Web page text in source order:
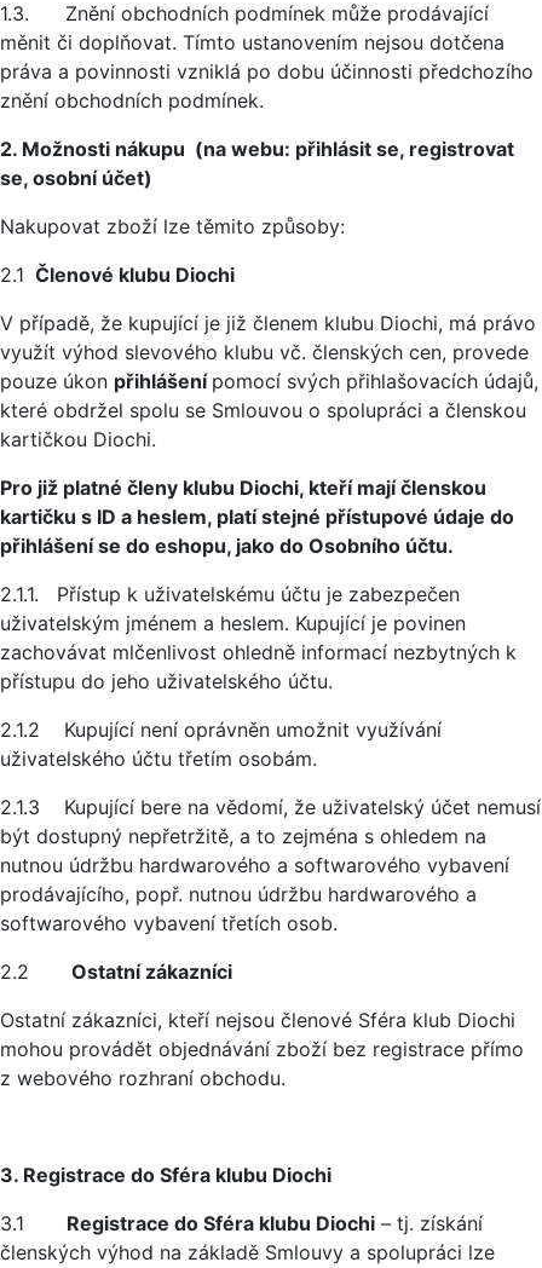
1.3. Znění obchodních podmínek může prodávající
měnit či doplňovat. Tímto ustanovením nejsou dotčena
práva a povinnosti vzniklá po dobu účinnosti předchozího
znění obchodních podmínek.
2. Možnosti nákupu (na webu: přihlásit se, registrovat
se, osobní účet)
Nakupovat zboží lze těmito způsoby:
2.1 Členové klubu Diochi
V případě, že kupující je již členem klubu Diochi, má právo
využít výhod slevového klubu vč. členských cen, provede
pouze úkon přihlášení pomocí svých přihlašovacích údajů,
které obdržel spolu se Smlouvou o spolupráci a členskou
kartičkou Diochi.
Pro již platné členy klubu Diochi, kteří mají členskou
kartičku s ID a heslem, platí stejné přístupové údaje do
přihlášení se do eshopu, jako do Osobního účtu.
2.1.1. Přístup k uživatelskému účtu je zabezpečen
uživatelským jménem a heslem. Kupující je povinen
zachovávat mlčenlivost ohledně informací nezbytných k
přístupu do jeho uživatelského účtu.
2.1.2 Kupující není oprávněn umožnit využívání
uživatelského účtu třetím osobám.
2.1.3 Kupující bere na vědomí, že uživatelský účet nemusí
být dostupný nepřetržitě, a to zejména s ohledem na
nutnou údržbu hardwarového a softwarového vybavení
prodávajícího, popř. nutnou údržbu hardwarového a
softwarového vybavení třetích osob.
2.2 Ostatní zákazníci
Ostatní zákazníci, kteří nejsou členové Sféra klub Diochi
mohou provádět objednávání zboží bez registrace přímo
z webového rozhraní obchodu.
3. Registrace do Sféra klubu Diochi
3.1 Registrace do Sféra klubu Diochi – tj. získání
členských výhod na základě Smlouvy a spolupráci lze